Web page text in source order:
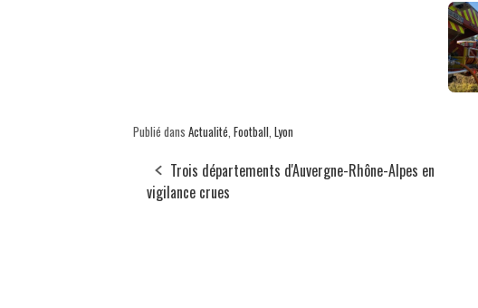
Publié dans Actualité Football Lyon
Trois départements d'Auvergne-Rhône-Alpes en
vigilance crues